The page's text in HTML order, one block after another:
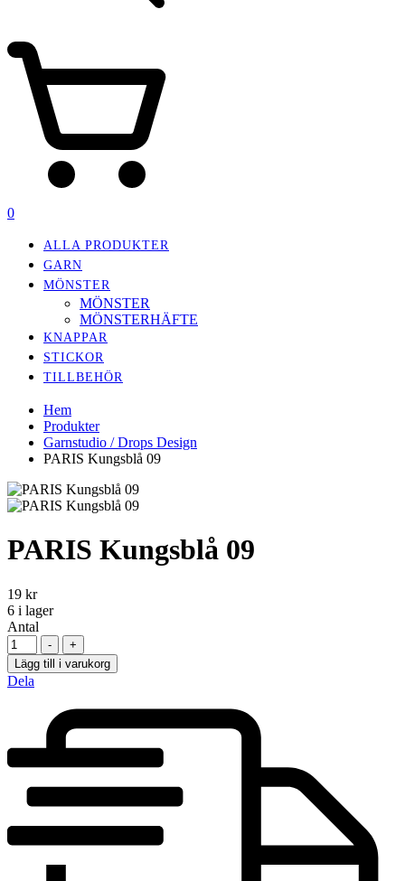
0
ALLA PRODUKTER
GARN
MÖNSTER
MÖNSTER
MÖNSTERHÄFTE
KNAPPAR
STICKOR
TILLBEHÖR
Hem
Produkter
Garnstudio / Drops Design
PARIS Kungsblå 09
PARIS Kungsblå 09
19 kr
6 i lager
Antal
-
+
Lägg till i varukorg
Dela